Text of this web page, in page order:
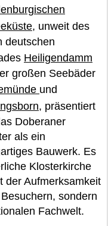
, unweit des
deutschen
Heiligendamm
großen Seebäder
und
, präsentiert
Doberaner
als ein
Bauwerk. Es
Klosterkirche
der Aufmerksamkeit
sondern
Fachwelt.